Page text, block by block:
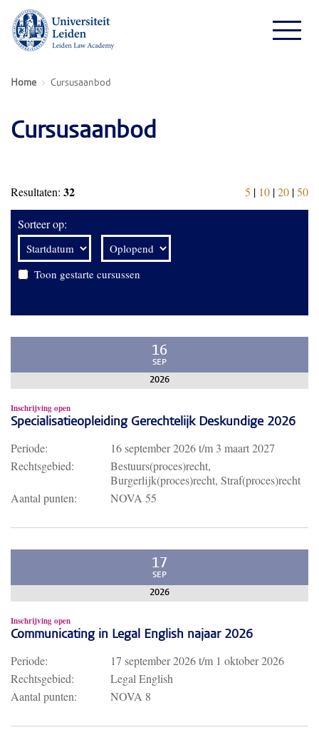
Home Cursusaanbod
Cursusaanbod
Resultaten: 32 5 | 10 |20 |50
Sorteer op:
Toon gestarte cursussen
16
SEP
2026
Inschrijving open
Specialisatieopleiding Gerechtelijk Deskundige 2026
Periode: 16 september 2026t/m 3 maart 2027
Rechtsgebied:
Bestuurs(proces)recht,
Burgerlijk(proces)recht, Straf(proces)recht
Aantal punten:
NOVA 55
17
SEP
2026
Inschrijving open
Communicating in Legal English najaar 2026
Periode: 17 september 2026t/m 1 oktober 2026
Rechtsgebied:
Legal English
Aantal punten:
NOVA 8